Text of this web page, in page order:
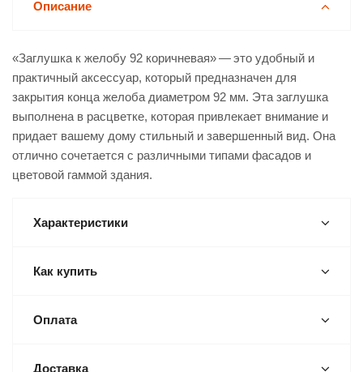
Описание
«Заглушка к желобу 92 коричневая» — это удобный и
практичный аксессуар, который предназначен для
закрытия конца желоба диаметром 92 мм. Эта заглушка
выполнена в расцветке, которая привлекает внимание и
придает вашему дому стильный и завершенный вид. Она
отлично сочетается с различными типами фасадов и
цветовой гаммой здания.
Характеристики
Как купить
Оплата
Доставка